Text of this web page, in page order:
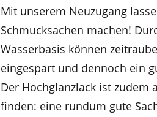
Mit unserem Neuzugang
Schmucksachen machen!
Wasserbasis können
eingespart und dennoch ein
Der Hochglanzlack ist
finden: eine rundum gute